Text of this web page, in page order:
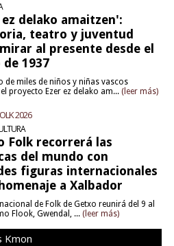
delako amaitzen':
teatro y juventud
al presente desde el
1937
de miles de niños y niñas vascos
proyecto Ezer ez delako am... (leer más)
2026
Folk recorrerá las
del mundo con
figuras internacionales
a Xalbador
de Folk de Getxo reunirá del 9 al
Flook, Gwendal, ... (leer más)
Kmon